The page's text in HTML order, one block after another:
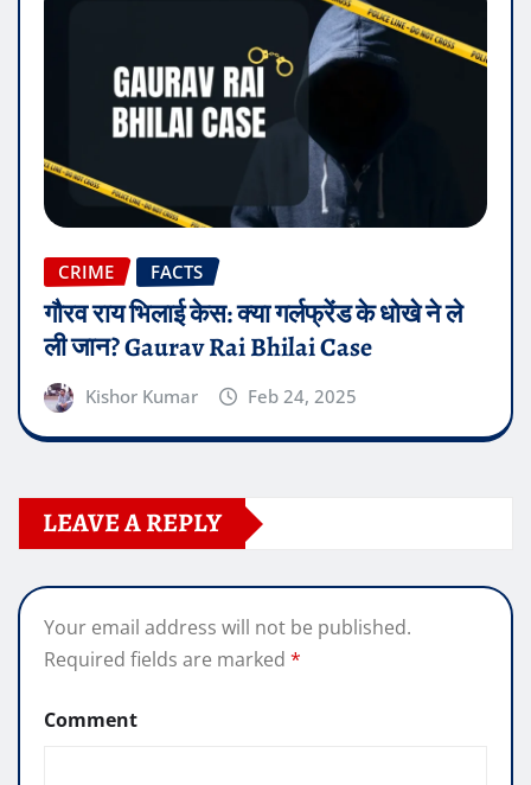
CRIME FACTS
गौरव राय भिलाई केस: क्या गर्लफ्रेंड के धोखे ने ले
ली जान? Gaurav Rai Bhilai Case
Kishor Kumar Feb 24, 2025
LEAVE A REPLY
Your email address will not be published.
Required fields are marked *
Comment